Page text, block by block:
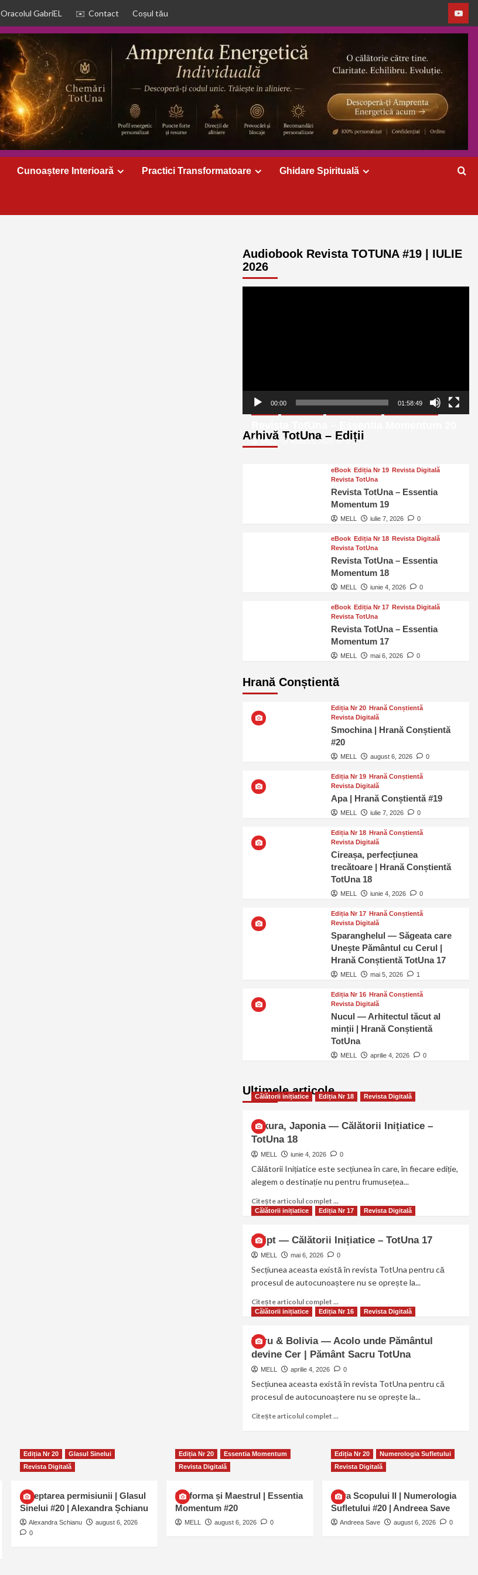
Oracolul GabriEL Contact Coșul tău
Cunoaștere Interioară Practici Transformatoare Ghidare Spirituală
Audiobook Revista TOTUNA #19 | IULIE
2026
00:00 01:58:49
Arhivă TotUna – Ediții
MELL august 6, 2026 0
eBook Ediția Nr 19 Revista Digitală
Revista TotUna
Revista TotUna – Essentia
Momentum 19
MELL iulie 7, 2026 0
eBook Ediția Nr 18 Revista Digitală
Revista TotUna
Revista TotUna – Essentia
Momentum 18
MELL iunie 4, 2026 0
eBook Ediția Nr 17 Revista Digitală
Revista TotUna
Revista TotUna – Essentia
Momentum 17
MELL mai 6, 2026 0
Hrană Conștientă
Ediția Nr 20 Hrană Conștientă
Revista Digitală
Smochina | Hrană Conștientă
#20
MELL august 6, 2026 0
Ediția Nr 19 Hrană Conștientă
Revista Digitală
Apa | Hrană Conștientă #19
MELL iulie 7, 2026 0
Ediția Nr 18 Hrană Conștientă
Revista Digitală
Cireașa, perfecțiunea
trecătoare | Hrană Conștientă
TotUna 18
MELL iunie 4, 2026 0
Ediția Nr 17 Hrană Conștientă
Revista Digitală
Sparanghelul — Săgeata care
Unește Pământul cu Cerul |
Hrană Conștientă TotUna 17
MELL mai 5, 2026 1
Ediția Nr 16 Hrană Conștientă
Revista Digitală
Nucul — Arhitectul tăcut al
minții | Hrană Conștientă
TotUna
MELL aprilie 4, 2026 0
Ultimele articole
Călătorii inițiatice Ediția Nr 18 Revista Digitală
Sakura, Japonia — Călătorii Inițiatice –
TotUna 18
MELL iunie 4, 2026 0
Călătorii Inițiatice este secțiunea în care, în fiecare ediție,
alegem o destinație nu pentru frumusețea...
Citește articolul complet ...
Călătorii inițiatice Ediția Nr 17 Revista Digitală
Egipt — Călătorii Inițiatice – TotUna 17
MELL mai 6, 2026 0
Secțiunea aceasta există în revista TotUna pentru că
procesul de autocunoaștere nu se oprește la...
Citește articolul complet ...
Călătorii inițiatice Ediția Nr 16 Revista Digitală
Peru & Bolivia — Acolo unde Pământul
devine Cer | Pământ Sacru TotUna
MELL aprilie 4, 2026 0
Secțiunea aceasta există în revista TotUna pentru că
procesul de autocunoaștere nu se oprește la...
Citește articolul complet ...
Ediția Nr 20
Glasul Sinelui
Revista Digitală
Așteptarea permisiunii | Glasul
Sinelui #20 | Alexandra Șchianu
Alexandra Schianu
august 6, 2026
0
Ediția Nr 20
Essentia Momentum
Revista Digitală
Uniforma și Maestrul | Essentia
Momentum #20
MELL august 6, 2026 0
Ediția Nr 20
Numerologia Sufletului
Revista Digitală
Cifra Scopului II | Numerologia
Sufletului #20 | Andreea Save
Andreea Save august 6, 2026 0